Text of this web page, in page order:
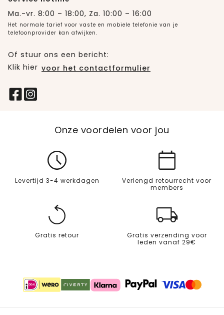
Ma.-vr. 8:00 – 18:00, Za. 10:00 – 16:00
Het normale tarief voor vaste en mobiele telefonie van je
telefoonprovider kan afwijken.
Of stuur ons een bericht:
Klik hier voor het contactformulier
Onze voordelen voor jou
Levertijd 3-4 werkdagen
Verlengd retourrecht voor
members
Gratis retour
Gratis verzending voor
leden vanaf 29€